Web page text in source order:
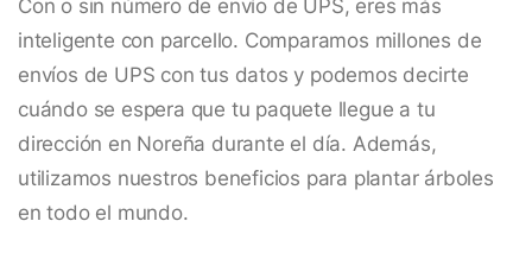
Con o sin número de envío de UPS, eres más
inteligente con parcello. Comparamos millones de
envíos de UPS con tus datos y podemos decirte
cuándo se espera que tu paquete llegue a tu
dirección en Noreña durante el día. Además,
utilizamos nuestros beneficios para plantar árboles
en todo el mundo.